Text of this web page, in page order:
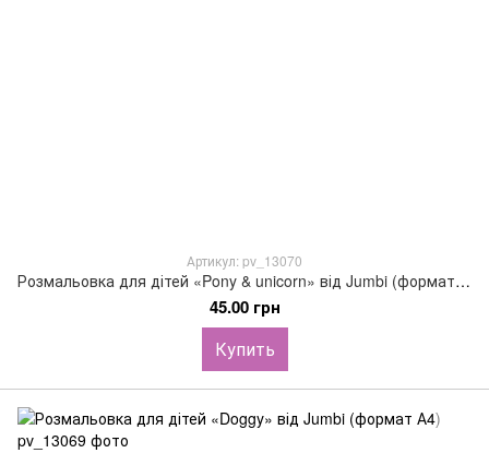
Артикул: pv_13070
Розмальовка для дітей «Pony & unicorn» від Jumbi (формат А4)
45.00 грн
Купить